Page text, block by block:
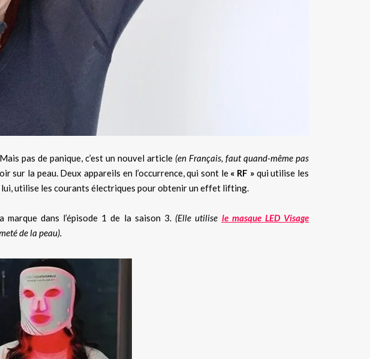
pas de panique, c’est un nouvel article (en Français, faut quand-même pas
sur la peau. Deux appareils en l’occurrence, qui sont le « RF »qui utilise les
lui, utilise les courants électriques pour obtenir un effet lifting.
dans l’épisode 1 de la saison 3. (Elle utilise le masque LED Visage
de la peau).